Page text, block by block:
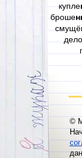
купле
броше
смущё
©